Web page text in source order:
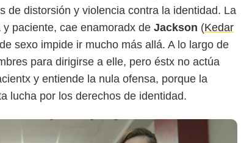
de distorsión y violencia contra la identidad. La
y paciente, cae enamoradx de Jackson (Kedar
sexo impide ir mucho más allá. A lo largo de
para dirigirse a elle, pero éstx no actúa
y entiende la nula ofensa, porque la
lucha por los derechos de identidad.